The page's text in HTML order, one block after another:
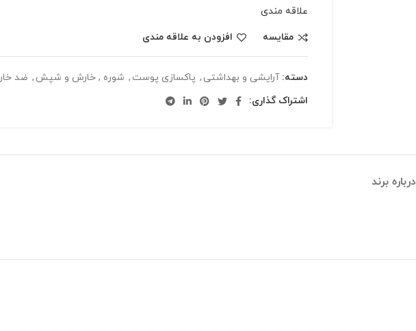
علاقه مندی
مقایسه
افزودن به علاقه مندی
دسته: آرایشی و بهداشتی , پاکسازی پوست , شوره , خارش و شپش , ضد
اشتراک گذاری:
درباره برند